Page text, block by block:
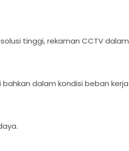
tinggi, rekaman CCTV dalam
dalam kondisi beban kerja